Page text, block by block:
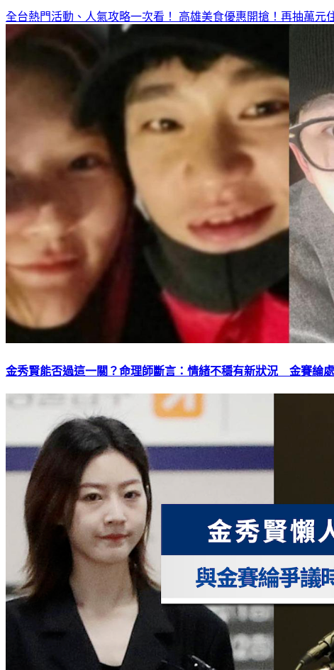
全台熱門活動、人氣攻略一次看！ 高雄美食優惠開搶！再抽萬元
金秀賢能否過這一關？命理師斷言：情緒不穩有新狀況 金賽綸